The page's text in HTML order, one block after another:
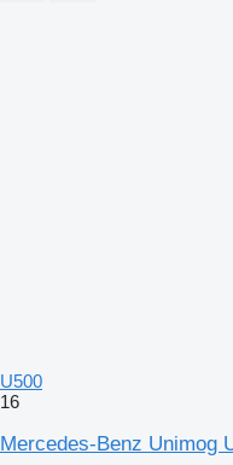
U500
16
Mercedes-Benz Unimog